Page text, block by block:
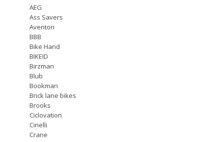
AEG
Ass Savers
Aventon
BBB
Bike Hand
BIKEID
Birzman
Blub
Bookman
Brick lane bikes
Brooks
Ciclovation
Cinelli
Crane